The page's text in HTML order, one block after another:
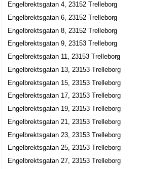
Engelbrektsgatan 4, 23152 Trelleborg
Engelbrektsgatan 6, 23152 Trelleborg
Engelbrektsgatan 8, 23152 Trelleborg
Engelbrektsgatan 9, 23153 Trelleborg
Engelbrektsgatan 11, 23153 Trelleborg
Engelbrektsgatan 13, 23153 Trelleborg
Engelbrektsgatan 15, 23153 Trelleborg
Engelbrektsgatan 17, 23153 Trelleborg
Engelbrektsgatan 19, 23153 Trelleborg
Engelbrektsgatan 21, 23153 Trelleborg
Engelbrektsgatan 23, 23153 Trelleborg
Engelbrektsgatan 25, 23153 Trelleborg
Engelbrektsgatan 27, 23153 Trelleborg